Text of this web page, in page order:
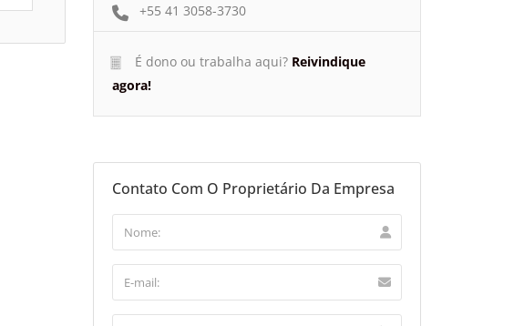
+55 41 3058-3730
É dono ou trabalha aqui? Reivindique
agora!
Contato Com O Proprietário Da Empresa